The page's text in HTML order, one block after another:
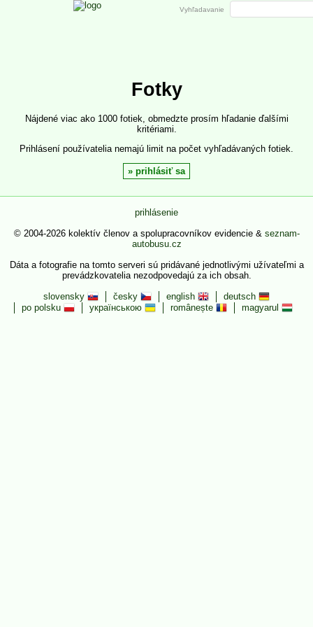
Fotky
Nájdené viac ako 1000 fotiek, obmedzte prosím hľadanie ďalšími
kritériami.
Prihlásení používatelia nemajú limit na počet vyhľadávaných fotiek.
prihlásiť sa
Vyhľadavanie
prihlásenie
© 2004-2026 kolektív členov a spolupracovníkov evidencie & seznam-
autobusu.cz
Dáta a fotografie na tomto serveri sú pridávané jednotlivými užívateľmi a
prevádzkovatelia nezodpovedajú za ich obsah.
slovensky
česky english
deutsch
po polsku
українською românește magyarul